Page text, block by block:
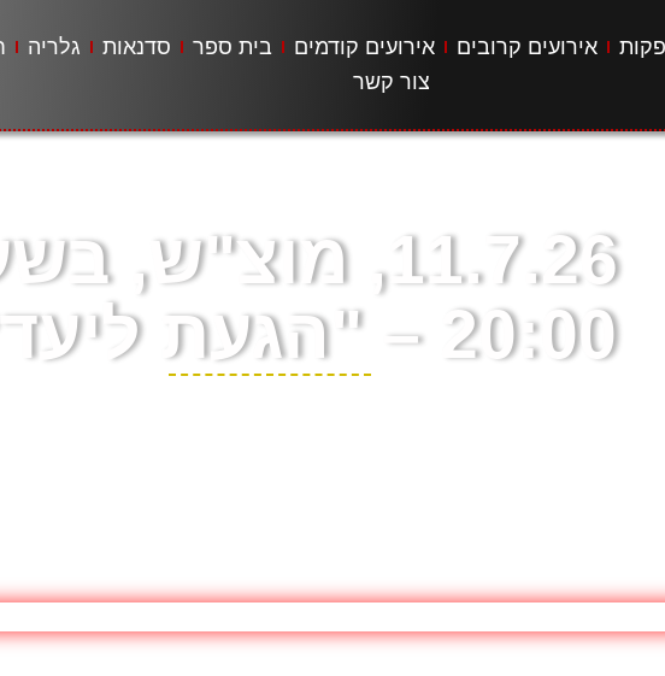
אירועים קרובים אירועים קודמים בית ספר סדנאות גלריה
צור קשר
11.7.26, מוצ"ש,
20:00 – "הגעת ליעד?"